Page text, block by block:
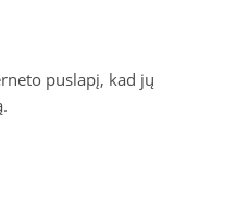
puslapį, kad jų